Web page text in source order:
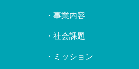
・事業内容
・社会課題
・ミッション